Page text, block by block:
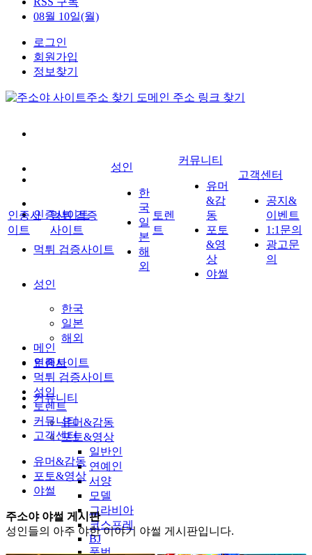
08월 10일(월)
로그인
회원가입
정보찾기
인증사이트
먹튀 검증사이트
성인
한국
일본
해외
토렌트
커뮤니티
유머&감동
포토&영상
일반인
연예인
서양
모델
그라비아
코스프레
BJ
품번
인증사
이트
먹튀 검증
사이트
성인
한
국
일
본
해
외
토렌
트
커뮤니티
유머
&감
동
포토
&영
상
야썰
고객센터
공지&
이벤트
1:1문의
광고문
의
메인
인증사이트
먹튀 검증사이트
성인
토렌트
커뮤니티
고객센터
유머&감동
포토&영상
야썰
주소야 야썰 게시판
성인들의 아주 야한 이야기 야썰 게시판입니다.